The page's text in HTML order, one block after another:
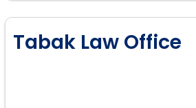
Tabak Law Office